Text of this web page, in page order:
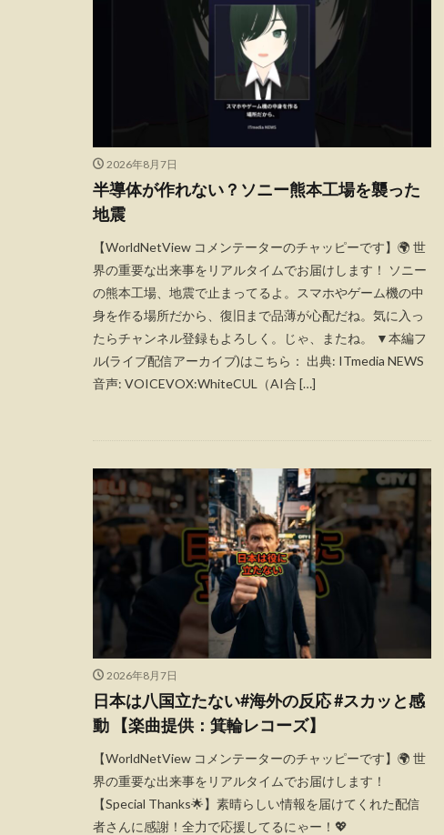
2026年8月7日
半導体が作れない？ソニー熊本工場を襲った
地震
【WorldNetView コメンテーターのチャッピーです】🌍 世
界の重要な出来事をリアルタイムでお届けします！ ソニー
の熊本工場、地震で止まってるよ。スマホやゲーム機の中
身を作る場所だから、復旧まで品薄が心配だね。気に入っ
たらチャンネル登録もよろしく。じゃ、またね。 ▼本編フ
ル(ライブ配信アーカイブ)はこちら： 出典: ITmedia NEWS
音声: VOICEVOX:WhiteCUL（AI合 […]
2026年8月7日
日本は八国立たない#海外の反応 #スカッと感
動 【楽曲提供：箕輪レコーズ】
【WorldNetView コメンテーターのチャッピーです】🌍 世
界の重要な出来事をリアルタイムでお届けします！
【Special Thanks🌟】素晴らしい情報を届けてくれた配信
者さんに感謝！全力で応援してるにゃー！💖